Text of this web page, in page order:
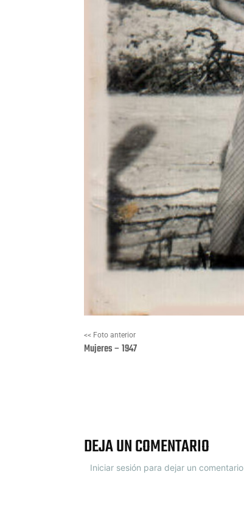
<< Foto anterior
Mujeres – 1947
DEJA UN COMENTARIO
Iniciar sesión para dejar un comentario